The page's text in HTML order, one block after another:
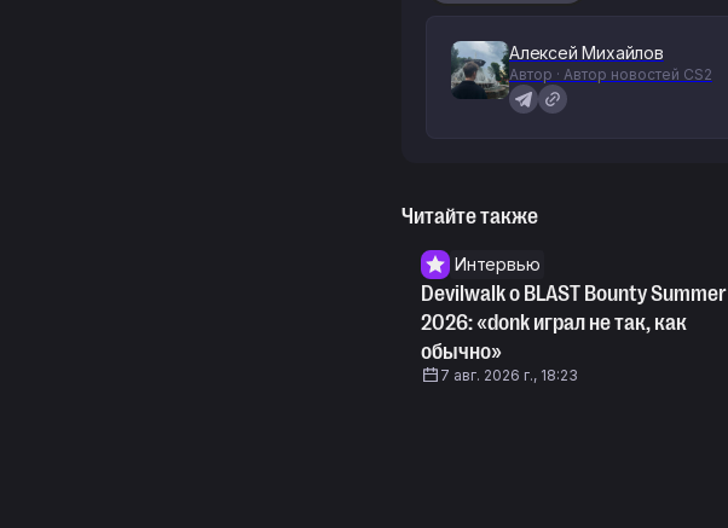
Алексей Михайлов
Автор · Автор новостей CS2
Читайте также
Интервью
Devilwalk о BLAST Bounty Summer
2026: «donk играл не так, как
обычно»
7 авг. 2026 г., 18:23